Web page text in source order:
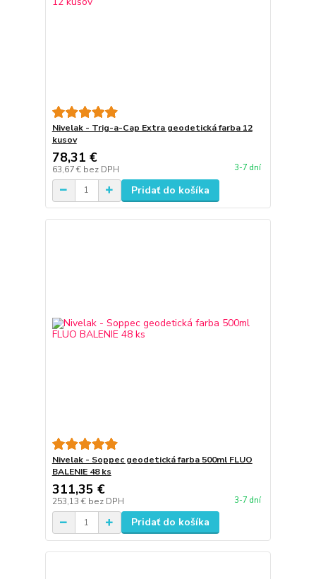
Nivelak - Trig-a-Cap Extra geodetická farba 12
kusov
78,31 €
63,67 € bez DPH 3-7 dní
Pridať do košíka
Nivelak - Soppec geodetická farba 500ml FLUO
BALENIE 48 ks
311,35 €
253,13 € bez DPH 3-7 dní
Pridať do košíka